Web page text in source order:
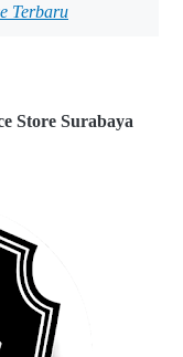
Terbaru
Store Surabaya